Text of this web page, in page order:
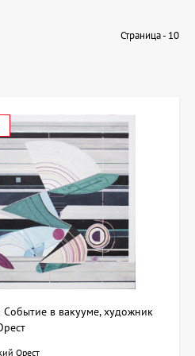
лёгкие пастельные
и сопровождаться
Страница - 10
Событие в вакууме, художник
Орест